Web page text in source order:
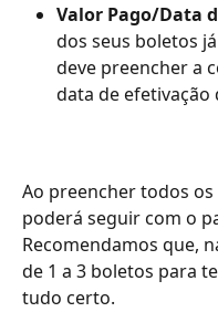
Valor Pago/Data
dos seus boletos
deve preencher a
data de efetivação
Ao preencher todos
poderá seguir com o
Recomendamos que,
de 1 a 3 boletos para
tudo certo.